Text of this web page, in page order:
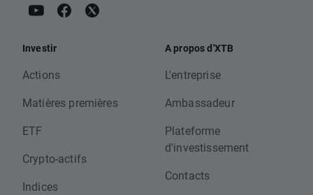
Investir
Actions
Matières premières
ETF
Crypto-actifs
Indices
A propos d'XTB
L'entreprise
Ambassadeur
Plateforme
d'investissement
Contacts